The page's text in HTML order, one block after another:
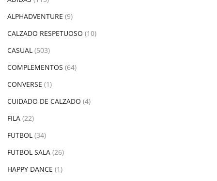
ALPHADVENTURE (9)
CALZADO RESPETUOSO (10)
CASUAL (503)
COMPLEMENTOS (64)
CONVERSE (1)
CUIDADO DE CALZADO (4)
FILA (22)
FUTBOL (34)
FUTBOL SALA (26)
HAPPY DANCE (1)